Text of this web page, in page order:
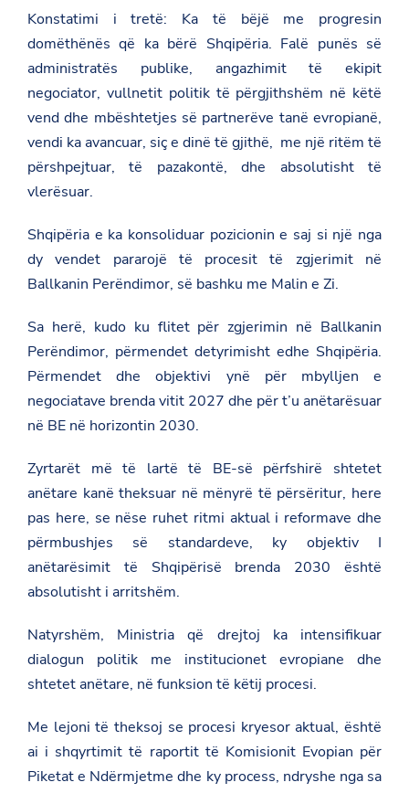
Konstatimi i tretë: Ka të bëjë me progresin
domëthënës që ka bërë Shqipëria. Falë punës së
administratës publike, angazhimit të ekipit
negociator, vullnetit politik të përgjithshëm në këtë
vend dhe mbështetjes së partnerëve tanë evropianë,
vendi ka avancuar, siç e dinë të gjithë, me një ritëm të
përshpejtuar, të pazakontë, dhe absolutisht të
vlerësuar.
Shqipëria e ka konsoliduar pozicionin e saj si një nga
dy vendet pararojë të procesit të zgjerimit në
Ballkanin Perëndimor, së bashku me Malin e Zi.
Sa herë, kudo ku flitet për zgjerimin në Ballkanin
Perëndimor, përmendet detyrimisht edhe Shqipëria.
Përmendet dhe objektivi ynë për mbylljen e
negociatave brenda vitit 2027 dhe për t’u anëtarësuar
në BE në horizontin 2030.
Zyrtarët më të lartë të BE-së përfshirë shtetet
anëtare kanë theksuar në mënyrë të përsëritur, here
pas here, se nëse ruhet ritmi aktual i reformave dhe
përmbushjes së standardeve, ky objektiv I
anëtarësimit të Shqipërisë brenda 2030 është
absolutisht i arritshëm.
Natyrshëm, Ministria që drejtoj ka intensifikuar
dialogun politik me institucionet evropiane dhe
shtetet anëtare, në funksion të këtij procesi.
Me lejoni të theksoj se procesi kryesor aktual, është
ai i shqyrtimit të raportit të Komisionit Evopian për
Piketat e Ndërmjetme dhe ky process, ndryshe nga sa